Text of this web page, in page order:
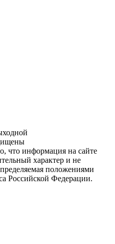
что информация на сайте
характер и не
положениями
Российской Федерации.